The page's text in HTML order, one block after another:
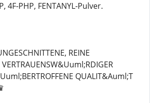
4F-PHP, FENTANYL-Pulver.
REINE
QUALIT&Auml;T